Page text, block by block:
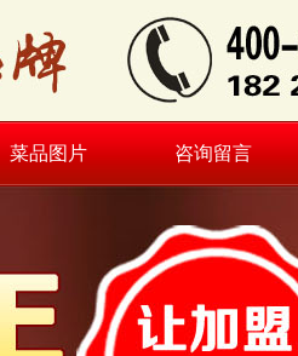
菜品图片 咨询留言